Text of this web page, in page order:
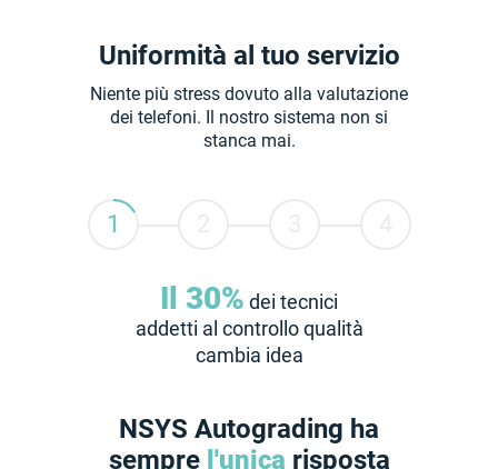
Uniformità al tuo servizio
Niente più stress dovuto alla valutazione
dei telefoni. Il nostro sistema non si
stanca mai.
Il 30% dei tecnici
addetti al controllo qualità
cambia idea
NSYS Autograding ha
sempre l'unica risposta